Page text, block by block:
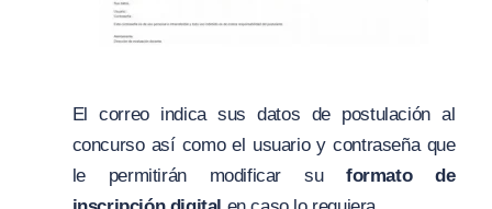
El correo indica sus datos de postulación al
concurso así como el usuario y contraseña que
le permitirán modificar suformato de